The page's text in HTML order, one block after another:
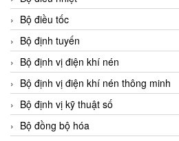
Bộ điều tốc
Bộ định tuyến
Bộ định vị điện khí nén
Bộ định vị điện khí nén thông minh
Bộ định vị kỹ thuật số
Bộ đồng bộ hóa